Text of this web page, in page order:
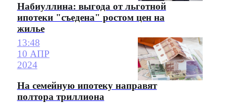
Набиуллина: выгода от льготной
ипотеки "съедена" ростом цен на
жилье
13:48
10 АПР
2024
На семейную ипотеку направят
полтора триллиона